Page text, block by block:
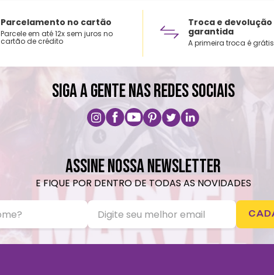
Parcelamento no cartão
Parcele em até 12x sem juros no
cartão de crédito
Troca e devolução
garantida
A primeira troca é grátis
SIGA A GENTE NAS REDES SOCIAIS
ASSINE NOSSA NEWSLETTER
E FIQUE POR DENTRO DE TODAS AS NOVIDADES